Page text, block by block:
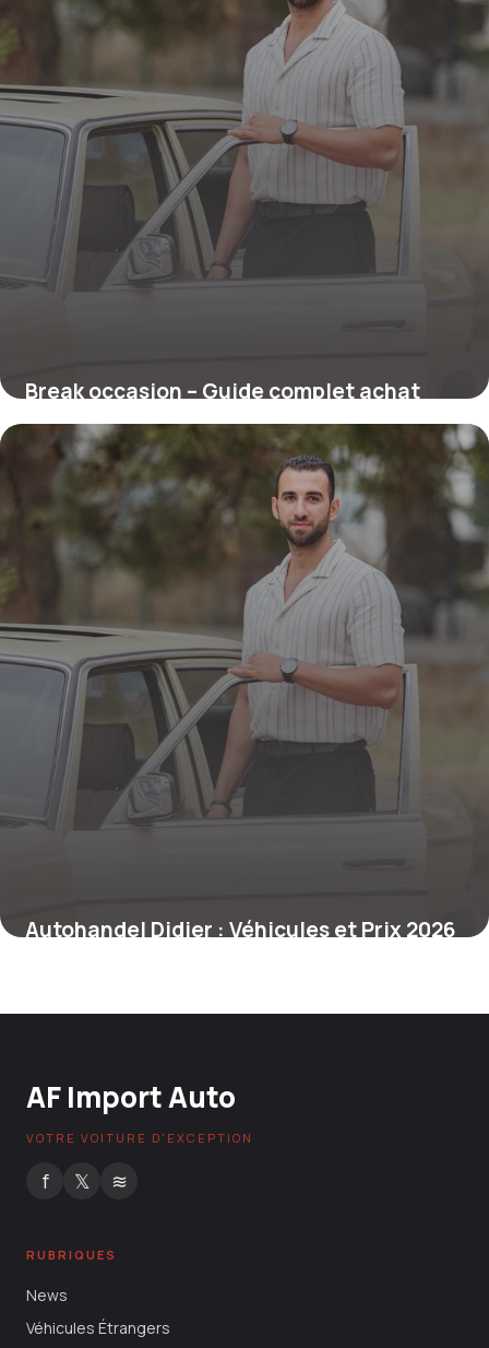
Break occasion – Guide complet achat
voiture familiale
22 juin 2026
Autohandel Didier : Véhicules et Prix 2026
AF Import Auto
VOTRE VOITURE D'EXCEPTION
f 𝕏 ≋
RUBRIQUES
News
Véhicules Étrangers